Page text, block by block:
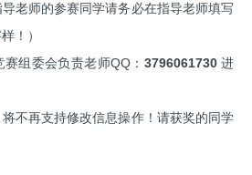
老师的参赛同学请务必在指导老师填写
！）
组委会负责老师QQ： 3796061730进
不再支持修改信息操作！请获奖的同学